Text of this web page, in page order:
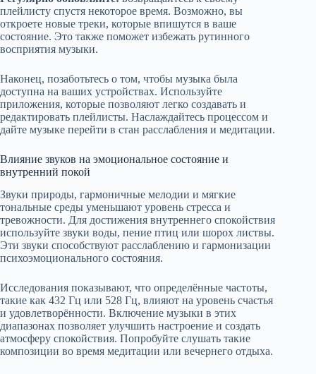
плейлисту спустя некоторое время. Возможно, вы
откроете новые треки, которые впишутся в ваше
состояние. Это также поможет избежать рутинного
восприятия музыки.
Наконец, позаботьтесь о том, чтобы музыка была
доступна на ваших устройствах. Используйте
приложения, которые позволяют легко создавать и
редактировать плейлисты. Наслаждайтесь процессом и
дайте музыке перейти в стан расслабления и медитации.
Влияние звуков на эмоциональное состояние и
внутренний покой
Звуки природы, гармоничные мелодии и мягкие
тональные среды уменьшают уровень стресса и
тревожности. Для достижения внутреннего спокойствия
используйте звуки воды, пение птиц или шорох листвы.
Эти звуки способствуют расслаблению и гармонизации
психоэмоционального состояния.
Исследования показывают, что определённые частоты,
такие как 432 Гц или 528 Гц, влияют на уровень счастья
и удовлетворённости. Включение музыки в этих
диапазонах позволяет улучшить настроение и создать
атмосферу спокойствия. Попробуйте слушать такие
композиции во время медитации или вечернего отдыха.